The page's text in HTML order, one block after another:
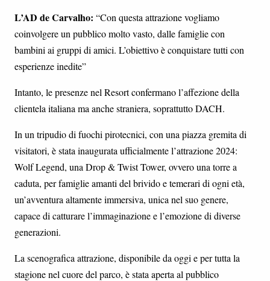
L’AD de Carvalho: “Con questa attrazione vogliamo
coinvolgere un pubblico molto vasto, dalle famiglie con
bambini ai gruppi di amici. L’obiettivo è conquistare tutti con
esperienze inedite”
Intanto, le presenze nel Resort confermano l’affezione della
clientela italiana ma anche straniera, soprattutto DACH.
In un tripudio di fuochi pirotecnici, con una piazza gremita di
visitatori, è stata inaugurata ufficialmente l’attrazione 2024:
Wolf Legend, una Drop & Twist Tower, ovvero una torre a
caduta, per famiglie amanti del brivido e temerari di ogni età,
un’avventura altamente immersiva, unica nel suo genere,
capace di catturare l’immaginazione e l’emozione di diverse
generazioni.
La scenografica attrazione, disponibile da oggi e per tutta la
stagione nel cuore del parco, è stata aperta al pubblico